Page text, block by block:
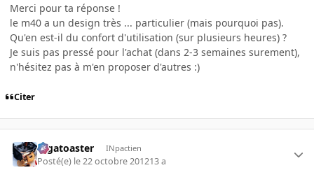
Merci pour ta réponse !
le m40 a un design très ... particulier (mais pourquoi pas).
Qu'en est-il du confort d'utilisation (sur plusieurs heures) ?
Je suis pas pressé pour l'achat (dans 2-3 semaines surement),
n'hésitez pas à m'en proposer d'autres :)
Citer
Gigatoaster INpactien
Posté(e) le 22 octobre 201213 a